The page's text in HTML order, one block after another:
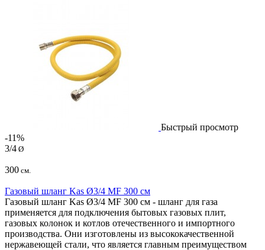
Быстрый просмотр
-11%
3/4 Ø
300 см.
Газовый шланг Kas Ø3/4 MF 300 см
Газовый шланг Kas Ø3/4 MF 300 см - шланг для газа
применяется для подключения бытовых газовых плит,
газовых колонок и котлов отечественного и импортного
производства. Они изготовлены из высококачественной
нержавеющей стали, что является главным преимуществом